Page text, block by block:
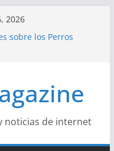
2026
sobre los Perros
en la Moda Juvenil
Fácil de
noticias de internet